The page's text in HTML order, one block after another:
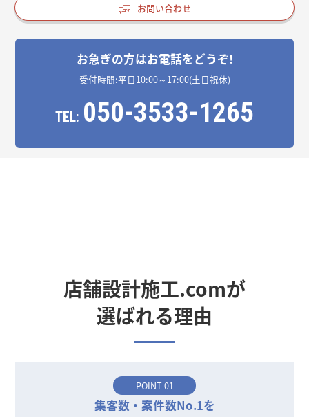
お問い合わせ
お急ぎの方はお電話をどうぞ!
受付時間:平日10:00～17:00(土日祝休)
TEL: 050-3533-1265
店舗設計施工.comが
選ばれる理由
POINT 01
集客数・案件数No.1を